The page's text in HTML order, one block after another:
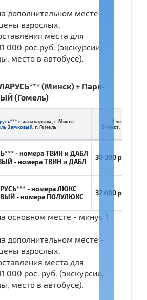
дополнительном месте -
взрослых.
места для
000 рос.руб. (экскурсии,
место в автобусе).
(Минск) + Парк-
(Гомель)
с аквапарком, г. Минск
Замковый , г. Гомель
1 чел. в
2-мест. номере
- номера ТВИН и ДАБЛ
- номера ТВИН и ДАБЛ
30 300 рос. руб.
- номера ЛЮКС
- номера ПОЛУЛЮКС
37 400 рос. руб.
основном месте - минус 1
дополнительном месте -
взрослых.
места для
000 рос. руб. (экскурсии,
место в автобусе).